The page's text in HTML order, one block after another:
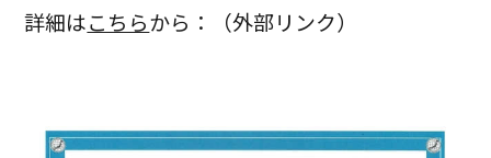
詳細はこちらから：（外部リンク）